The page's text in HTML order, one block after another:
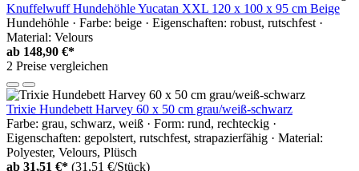
Knuffelwuff Hundehöhle Yucatan XXL 120 x 100 x 95 cm Beige
Hundehöhle · Farbe: beige · Eigenschaften: robust, rutschfest ·
Material: Velours
ab 148,90 €*
2 Preise vergleichen
Trixie Hundebett Harvey 60 x 50 cm grau/weiß-schwarz
Farbe: grau, schwarz, weiß · Form: rund, rechteckig ·
Eigenschaften: gepolstert, rutschfest, strapazierfähig · Material:
Polyester, Velours, Plüsch
ab 31,51 €* (31,51 €/Stück)